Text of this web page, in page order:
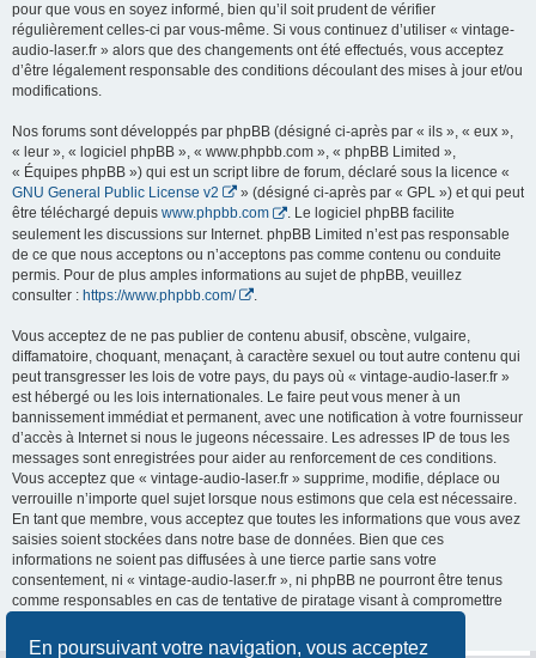
En poursuivant votre navigation, vous acceptez
pour que vous en soyez informé, bien qu’il soit prudent de vérifier
régulièrement celles-ci par vous-même. Si vous continuez d’utiliser « vintage-
audio-laser.fr » alors que des changements ont été effectués, vous acceptez
d’être légalement responsable des conditions découlant des mises à jour et/ou
modifications.
Nos forums sont développés par phpBB (désigné ci-après par « ils », « eux »,
« leur », « logiciel phpBB », « www.phpbb.com », « phpBB Limited »,
« Équipes phpBB ») qui est un script libre de forum, déclaré sous la licence «
GNU General Public License v2
» (désigné ci-après par « GPL ») et qui peut
être téléchargé depuis www.phpbb.com
. Le logiciel phpBB facilite
seulement les discussions sur Internet. phpBB Limited n’est pas responsable
de ce que nous acceptons ou n’acceptons pas comme contenu ou conduite
permis. Pour de plus amples informations au sujet de phpBB, veuillez
consulter : https://www.phpbb.com/
Vous acceptez de ne pas publier de contenu abusif, obscène, vulgaire,
diffamatoire, choquant, menaçant, à caractère sexuel ou tout autre contenu qui
peut transgresser les lois de votre pays, du pays où « vintage-audio-laser.fr »
est hébergé ou les lois internationales. Le faire peut vous mener à un
bannissement immédiat et permanent, avec une notification à votre fournisseur
d’accès à Internet si nous le jugeons nécessaire. Les adresses IP de tous les
messages sont enregistrées pour aider au renforcement de ces conditions.
Vous acceptez que « vintage-audio-laser.fr » supprime, modifie, déplace ou
verrouille n’importe quel sujet lorsque nous estimons que cela est nécessaire.
En tant que membre, vous acceptez que toutes les informations que vous avez
saisies soient stockées dans notre base de données. Bien que ces
informations ne soient pas diffusées à une tierce partie sans votre
consentement, ni « vintage-audio-laser.fr », ni phpBB ne pourront être tenus
comme responsables en cas de tentative de piratage visant à compromettre